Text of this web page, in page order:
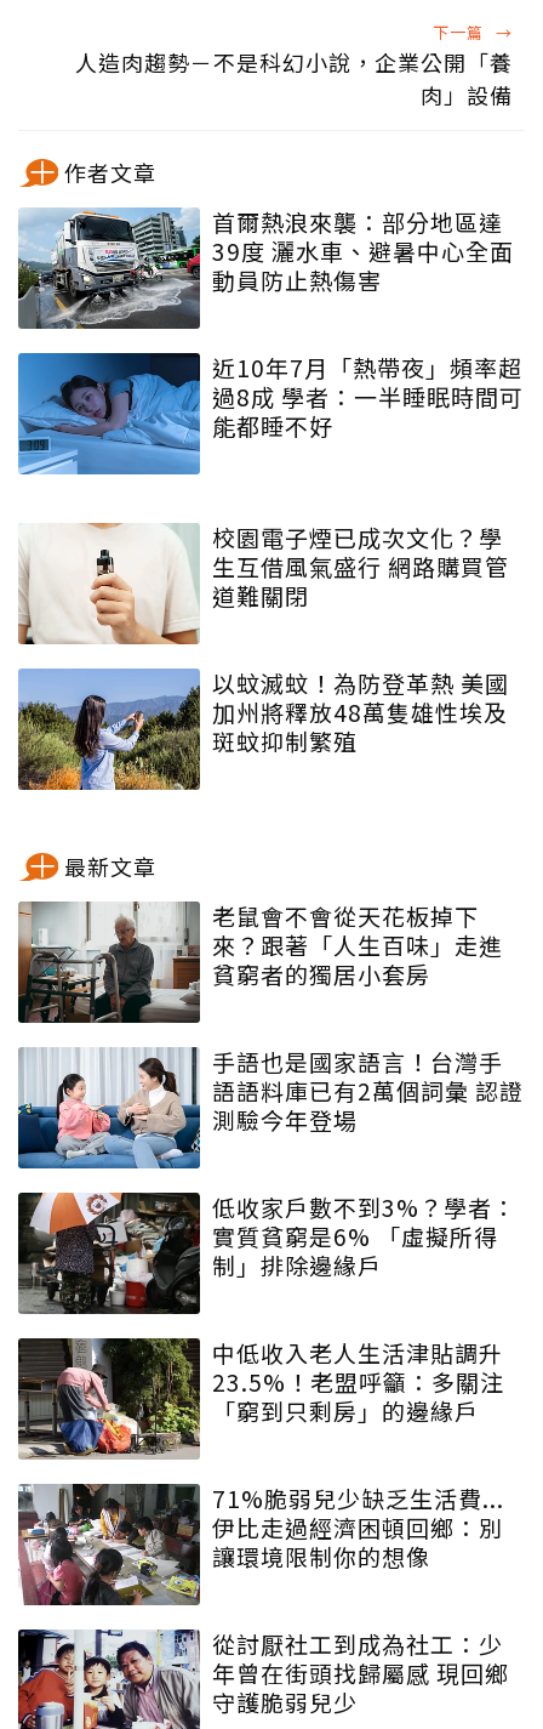
下一篇 →
人造肉趨勢－不是科幻小說，企業公開「養
肉」設備
作者文章
首爾熱浪來襲：部分地區達
39度 灑水車、避暑中心全面
動員防止熱傷害
近10年7月「熱帶夜」頻率超
過8成 學者：一半睡眠時間可
能都睡不好
校園電子煙已成次文化？學
生互借風氣盛行 網路購買管
道難關閉
以蚊滅蚊！為防登革熱 美國
加州將釋放48萬隻雄性埃及
斑蚊抑制繁殖
最新文章
老鼠會不會從天花板掉下
來？跟著「人生百味」走進
貧窮者的獨居小套房
手語也是國家語言！台灣手
語語料庫已有2萬個詞彙 認證
測驗今年登場
低收家戶數不到3%？學者：
實質貧窮是6% 「虛擬所得
制」排除邊緣戶
中低收入老人生活津貼調升
23.5%！老盟呼籲：多關注
「窮到只剩房」的邊緣戶
71%脆弱兒少缺乏生活費...
伊比走過經濟困頓回鄉：別
讓環境限制你的想像
從討厭社工到成為社工：少
年曾在街頭找歸屬感 現回鄉
守護脆弱兒少